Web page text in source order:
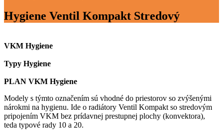
Hygiene Ventil Kompakt Stredový
VKM Hygiene
Typy Hygiene
PLAN VKM Hygiene
Modely s týmto označením sú vhodné do priestorov so zvýšenými
nárokmi na hygienu. Ide o radiátory Ventil Kompakt so stredovým
pripojením VKM bez prídavnej prestupnej plochy (konvektora),
teda typové rady 10 a 20.